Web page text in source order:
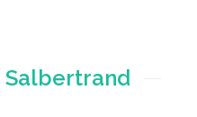
Salbertrand